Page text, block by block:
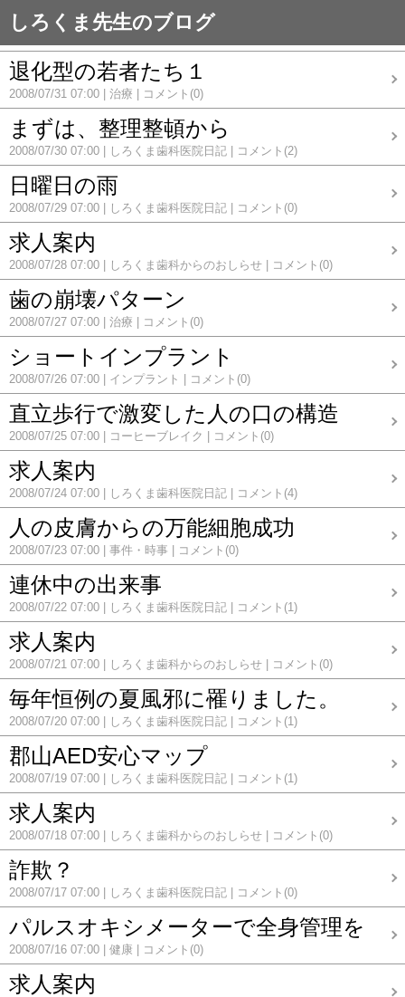
しろくま先生のブログ
退化型の若者たち１
2008/07/31 07:00 治療 コメント(0)
まずは、整理整頓から
2008/07/30 07:00 しろくま歯科医院日記 コメント(2)
日曜日の雨
2008/07/29 07:00 しろくま歯科医院日記 コメント(0)
求人案内
2008/07/28 07:00 しろくま歯科からのおしらせ コメント(0)
歯の崩壊パターン
2008/07/27 07:00 治療 コメント(0)
ショートインプラント
2008/07/26 07:00 インプラント コメント(0)
直立歩行で激変した人の口の構造
2008/07/25 07:00 コーヒーブレイク コメント(0)
求人案内
2008/07/24 07:00 しろくま歯科医院日記 コメント(4)
人の皮膚からの万能細胞成功
2008/07/23 07:00 事件・時事 コメント(0)
連休中の出来事
2008/07/22 07:00 しろくま歯科医院日記 コメント(1)
求人案内
2008/07/21 07:00 しろくま歯科からのおしらせ コメント(0)
毎年恒例の夏風邪に罹りました。
2008/07/20 07:00 しろくま歯科医院日記 コメント(1)
郡山AED安心マップ
2008/07/19 07:00 しろくま歯科医院日記 コメント(1)
求人案内
2008/07/18 07:00 しろくま歯科からのおしらせ コメント(0)
詐欺？
2008/07/17 07:00 しろくま歯科医院日記 コメント(0)
パルスオキシメーターで全身管理を
2008/07/16 07:00 健康 コメント(0)
求人案内